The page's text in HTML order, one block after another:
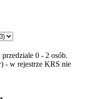
0 - 2 osób.
- w rejestrze KRS nie